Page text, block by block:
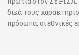
δικά τους
πρόσωπα, οι εθνικές